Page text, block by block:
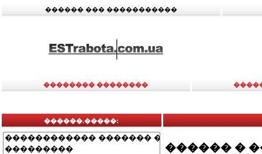
������ ��� �����������
�������� ��������
������.�����:
������ �